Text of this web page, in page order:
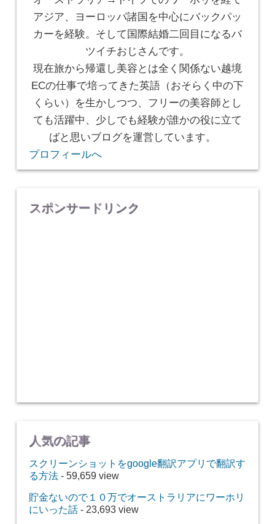
アジア、ヨーロッパ諸国を中心にバックパッ
カーを経験。そして国際結婚二回目になるバ
ツイチおじさんです。
現在旅から帰還し美容とは全く関係ない越境
ECの仕事で培ってきた英語（おそらく中の下
くらい）を生かしつつ、フリーの美容師とし
ても活躍中、少しでも経験が誰かの役に立て
ばと思いブログを運営しています。
プロフィールへ
スポンサードリンク
人気の記事
スクリーンショットをgoogle翻訳アプリで翻訳す
る方法- 59,659 view
貯金ないので１０万でオーストラリアにワーホリ
にいった話- 23,693 view